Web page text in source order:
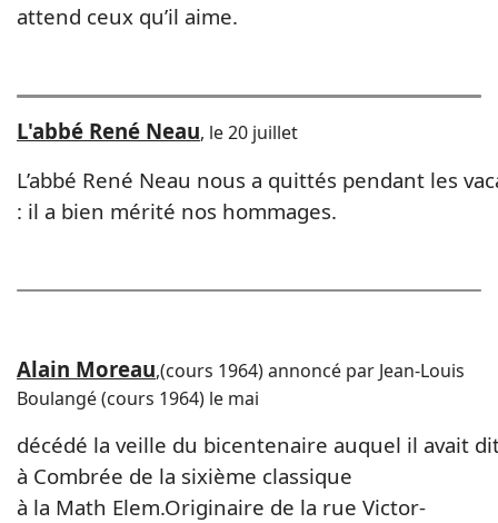
attend ceux qu’il aime.
L'abbé René Neau, le 20 juillet
L’abbé René Neau nous a quittés pendant les
: il a bien mérité nos hommages.
Alain Moreau,(cours 1964) annoncé par Jean-Louis
Boulangé (cours 1964) le mai
décédé la veille du bicentenaire auquel il avait
à Combrée de la sixième classique
à la Math Elem.Originaire de la rue Victor-